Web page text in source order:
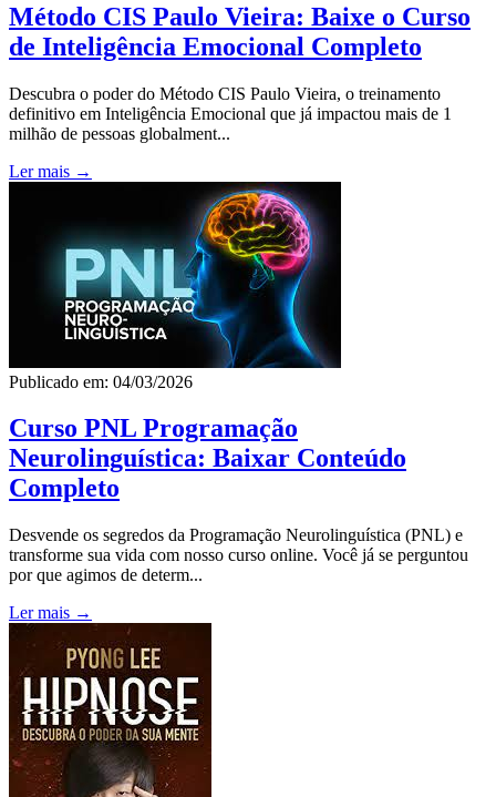
Método CIS Paulo Vieira: Baixe o Curso
de Inteligência Emocional Completo
Descubra o poder do Método CIS Paulo Vieira, o treinamento
definitivo em Inteligência Emocional que já impactou mais de 1
milhão de pessoas globalment...
Ler mais →
Publicado em: 04/03/2026
Curso PNL Programação
Neurolinguística: Baixar Conteúdo
Completo
Desvende os segredos da Programação Neurolinguística (PNL) e
transforme sua vida com nosso curso online. Você já se perguntou
por que agimos de determ...
Ler mais →